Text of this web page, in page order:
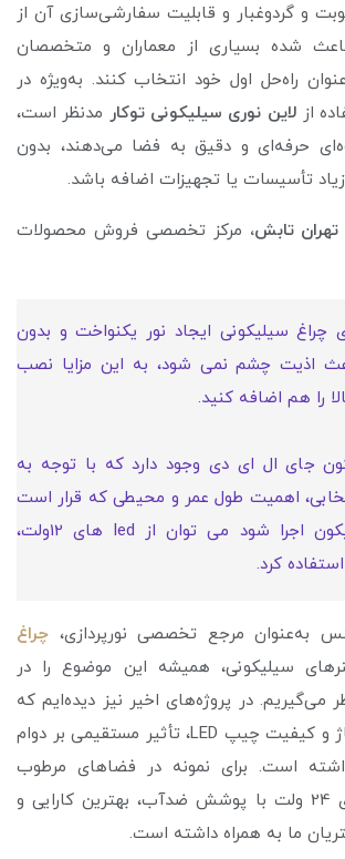
و گردوغبار و قابلیت سفارشی‌سازی آن از
شده بسیاری از معماران و متخصصان
راه‌حل اول خود انتخاب کنند. به‌ویژه در
از لاین نوری سیلیکونی توکار مدنظر است،
حرفه‌ای و دقیق به فضا می‌دهند، بدون
تأسیسات یا تجهیزات اضافه باشد.
تابش، مرکز تخصصی فروش محصولات
چراغ سیلیکونی ایجاد نور یکنواخت و بدون
اذیت چشم نمی شود، به این مزایا نصب
را هم اضافه کنید.
جای ال ای دی وجود دارد که با توجه به
اهمیت طول عمر و محیطی که قرار است
در آن لاینر سیلیکون اجرا شود می توان از led های 12ولت،
به‌عنوان مرجع تخصصی نورپردازی، چراغ
سیلیکونی، همیشه این موضوع را در
می‌گیریم. در پروژه‌های اخیر نیز دیده‌ایم که
انتخاب صحیح ولتاژ و کیفیت چیپ LED، تأثیر مستقیمی بر دوام
است. برای نمونه در فضاهای مرطوب
استفاده از مدل‌های 24 ولت با پوشش ضدآب، بهترین کارایی و
ما به همراه داشته است.